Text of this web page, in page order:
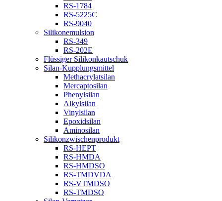
RS-1784
RS-5225C
RS-9040
Silikonemulsion
RS-349
RS-202E
Flüssiger Silikonkautschuk
Silan-Kupplungsmittel
Methacrylatsilan
Mercaptosilan
Phenylsilan
Alkylsilan
Vinylsilan
Epoxidsilan
Aminosilan
Silikonzwischenprodukt
RS-HEPT
RS-HMDA
RS-HMDSO
RS-TMDVDA
RS-VTMDSO
RS-TMDSO